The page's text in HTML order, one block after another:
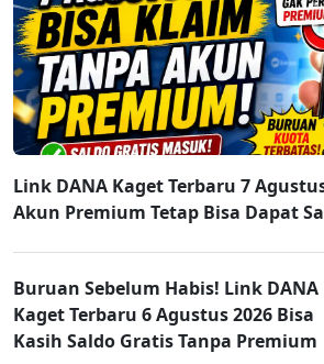
Link DANA Kaget Terbaru 7
Akun Premium Tetap Bisa Dapat
Buruan Sebelum Habis! Link DANA
Kaget Terbaru 6 Agustus 2026 Bisa
Kasih Saldo Gratis Tanpa Premium